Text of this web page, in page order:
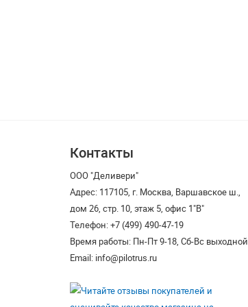
Контакты
ООО "Деливери"
Адрес: 117105, г. Москва, Варшавское ш.,
дом 26, стр. 10, этаж 5, офис 1"В"
Телефон: +7 (499) 490-47-19
Время работы: Пн-Пт 9-18, Сб-Вс выходной
Email: info@pilotrus.ru